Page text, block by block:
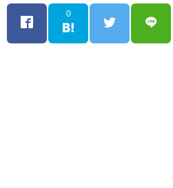
0